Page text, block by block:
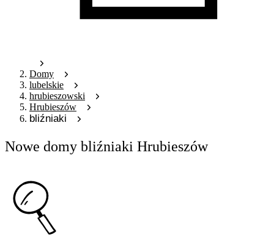
Domy
lubelskie
hrubieszowski
Hrubieszów
bliźniaki
Nowe domy bliźniaki Hrubieszów